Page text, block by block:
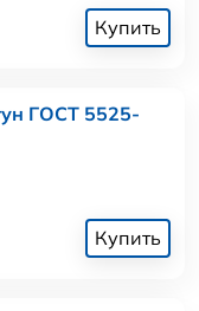
Купить
ГОСТ 5525-
Купить